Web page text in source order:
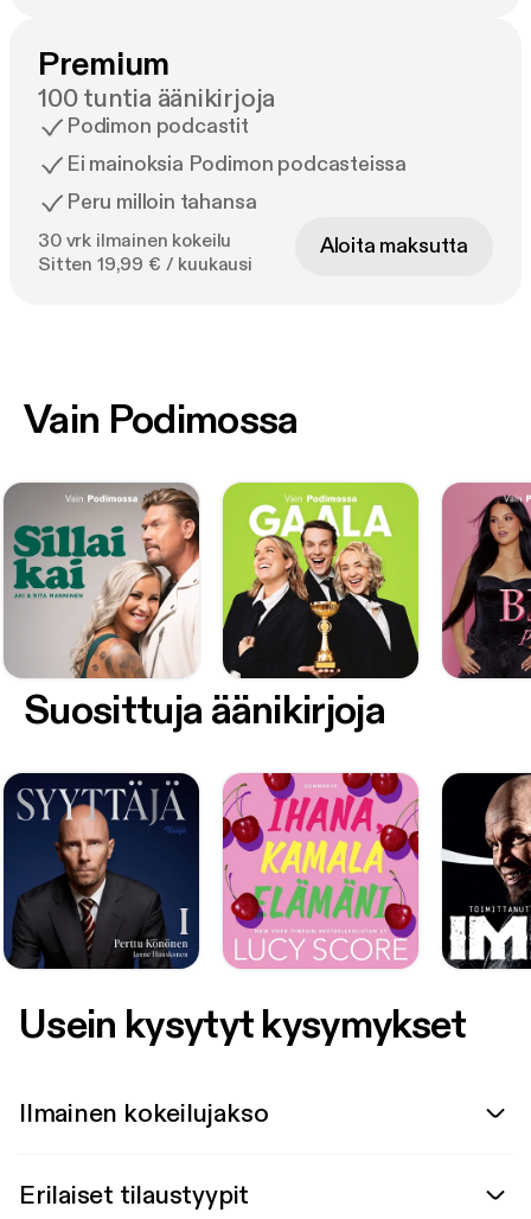
Premium
100 tuntia äänikirjoja
Podimon podcastit
Ei mainoksia Podimon podcasteissa
Peru milloin tahansa
30 vrk ilmainen kokeilu
Sitten 19,99 € / kuukausi
Aloita maksutta
Vain Podimossa
Suosittuja äänikirjoja
Usein kysytyt kysymykset
Ilmainen kokeilujakso
Erilaiset tilaustyypit